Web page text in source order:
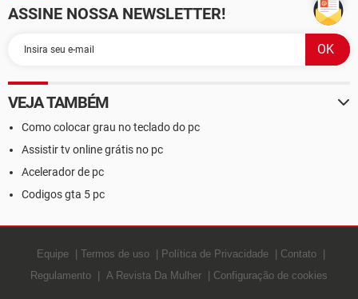
ASSINE NOSSA NEWSLETTER!
VEJA TAMBÉM
Como colocar grau no teclado do pc
Assistir tv online grátis no pc
Acelerador de pc
Codigos gta 5 pc
Equipe Termos de uso Política de Privacidade
Contato
Regulamento
A Revista Da Mulher Configuração de cookies